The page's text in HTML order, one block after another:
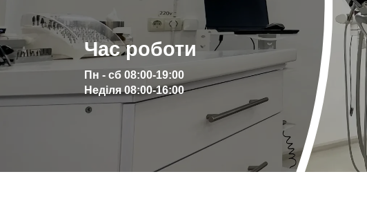
Час роботи
Пн - сб 08:00-19:00
Неділя 08:00-16:00